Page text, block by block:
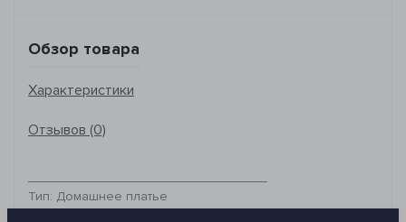
Обзор товара
Характеристики
Отзывов (0)
Тип: Домашнее платье